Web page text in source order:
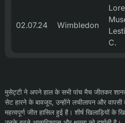
02.07.24 Wimbledon
C.
मुसेट्टी ने अपने हाल के सभी पांच मैच जीतकर
सेट हारने के बावजूद, उन्होंने लचीलापन और वापसी
महत्वपूर्ण जीत हासिल हुई है। शीर्ष खिलाड़ियों के